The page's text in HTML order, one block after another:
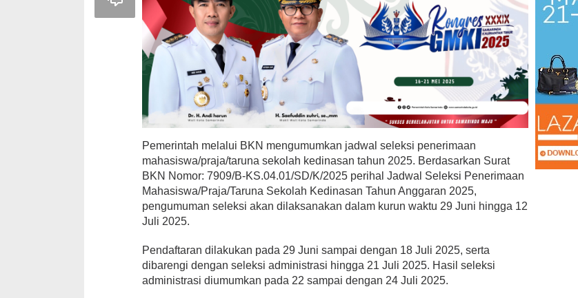
Pemerintah melalui BKN mengumumkan jadwal seleksi penerimaan
mahasiswa/praja/taruna sekolah kedinasan tahun 2025. Berdasarkan Surat
BKN Nomor: 7909/B-KS.04.01/SD/K/2025 perihal Jadwal Seleksi Penerimaan
Mahasiswa/Praja/Taruna Sekolah Kedinasan Tahun Anggaran 2025,
pengumuman seleksi akan dilaksanakan dalam kurun waktu 29 Juni hingga 12
Juli 2025.
Pendaftaran dilakukan pada 29 Juni sampai dengan 18 Juli 2025, serta
dibarengi dengan seleksi administrasi hingga 21 Juli 2025. Hasil seleksi
administrasi diumumkan pada 22 sampai dengan 24 Juli 2025.